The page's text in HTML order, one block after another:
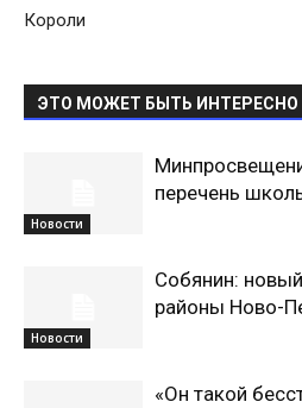
Короли
ЭТО МОЖЕТ БЫТЬ ИНТЕРЕСНО
Новости
перечень
Новости
Собянин:
районы Ново-
«Он такой